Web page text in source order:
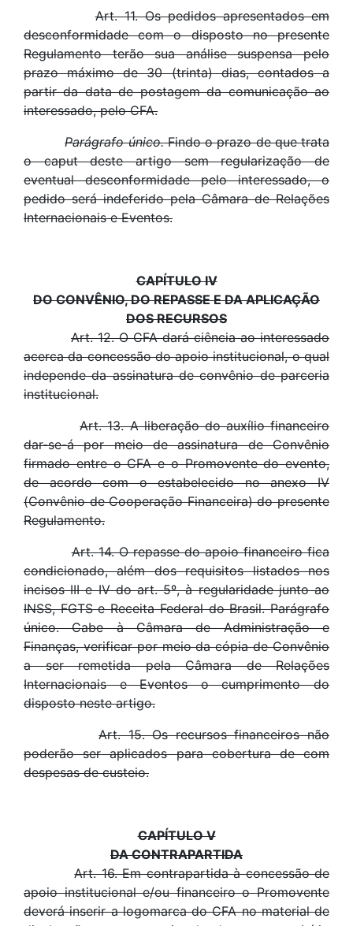
Art. 11. Os pedidos apresentados em
desconformidade com o disposto no presente
Regulamento terão sua análise suspensa pelo
prazo máximo de 30 (trinta) dias, contados a
partir da data de postagem da comunicação ao
interessado, pelo CFA.
Parágrafo único.Findo o prazo de que trata
o caput deste artigo sem regularização de
eventual desconformidade pelo interessado, o
pedido será indeferido pela Câmara de Relações
Internacionais e Eventos.
CAPÍTULO IV
DO CONVÊNIO, DO REPASSE E DA APLICAÇÃO
DOS RECURSOS
Art. 12. O CFA dará ciência ao interessado
acerca da concessão do apoio institucional, o qual
independe da assinatura de convênio de parceria
institucional.
Art. 13. A liberação do auxílio financeiro
dar-se-á por meio de assinatura de Convênio
firmado entre o CFA e o Promovente do evento,
de acordo com o estabelecido no anexo IV
(Convênio de Cooperação Financeira) do presente
Regulamento.
Art. 14. O repasse do apoio financeiro fica
condicionado, além dos requisitos listados nos
incisos III e IV do art. 5º, à regularidade junto ao
INSS, FGTS e Receita Federal do Brasil. Parágrafo
único. Cabe à Câmara de Administração e
Finanças, verificar por meio da cópia de Convênio
a ser remetida pela Câmara de Relações
Internacionais e Eventos o cumprimento do
disposto neste artigo.
Art. 15. Os recursos financeiros não
poderão ser aplicados para cobertura de com
despesas de custeio.
CAPÍTULO V
DA CONTRAPARTIDA
Art. 16. Em contrapartida à concessão de
apoio institucional e/ou financeiro o Promovente
deverá inserir a logomarca do CFA no material de